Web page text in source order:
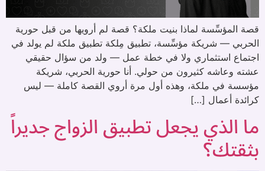
قصة المؤسِّسة لماذا بنيت ملكة؟ قصة لم أرويها من قبل حورية
الحربي — شريكة مؤسِّسة، تطبيق مِلكة تطبيق ملكة لم يولد في
اجتماع استثماري ولا في خطة عمل — ولد من سؤال حقيقي
عشته وعاشه كثيرون من حولي. أنا حورية الحربي، شريكة
مؤسسة في ملكة، وهذه أول مرة أروي القصة كاملة — ليس
كرائدة أعمال […]
ما الذي يجعل تطبيق الزواج جديراً
بثقتك؟